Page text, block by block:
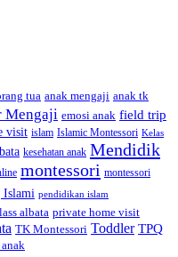
tua anak mengaji anak tk
Mengaji emosi anak field trip
visit islam Islamic Montessori Kelas
kesehatan anak Mendidik
montessori montessori
Islami pendidikan islam
albata private home visit
TK Montessori Toddler TPQ